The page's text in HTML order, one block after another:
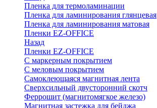
Пленка для термоламинации
Пленка для ламинирования глянцевая
Пленка для ламинирования матовая
Пленки EZ-OFFICE
Назад
Пленки EZ-OFFICE
С маркерным покрытием
С меловым покрытием
Самоклеющаяся магнитная лента
Сверхсильный двусторонний скотч
Феррошит (магнитомягкое железо)
Магнитная застежка для бейджа